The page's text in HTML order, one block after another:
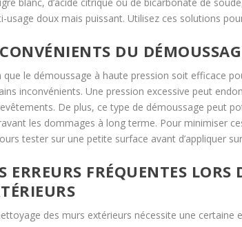
usage doux mais puissant. Utilisez ces solutions
DU
que le démoussage à haute pression soit efficace
inconvénients. Une pression excessive peut
De plus, ce type de démoussage peut
les dommages à long terme. Pour minimiser
tester sur une petite surface avant d’appliquer
ERREURS FRÉQUENTES
des murs extérieurs nécessite une certaine